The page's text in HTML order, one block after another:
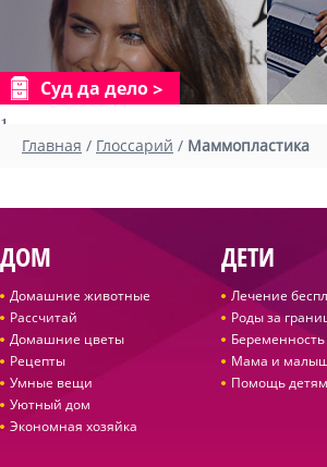
Суд да дело
1
Главная / Глоссарий / Маммопластика
ДОМ
Домашние животные
Рассчитай
Домашние цветы
Рецепты
Умные вещи
Уютный дом
Экономная хозяйка
ДЕТИ
Лечение
Роды за
Мама и
Помощь детям